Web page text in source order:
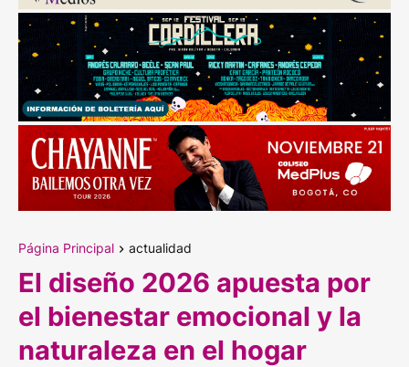
Página Principal actualidad
El diseño 2026 apuesta por
el bienestar emocional y la
naturaleza en el hogar